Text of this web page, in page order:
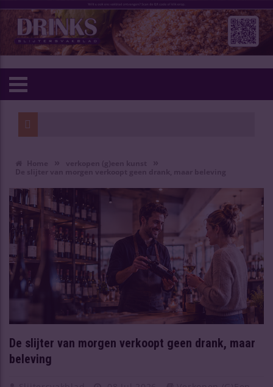
De slijter van morgen verkoopt geen drank, maar
beleving